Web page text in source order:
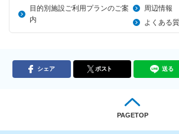
目的別施設ご利用プランのご案
内
周辺情報
よくある
シェア ポスト 送る
PAGETOP